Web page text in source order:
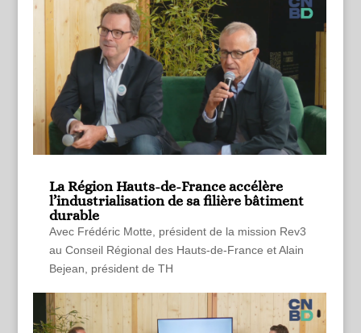
La Région Hauts-de-France accélère
l’industrialisation de sa filière bâtiment
durable
Avec Frédéric Motte, président de la mission Rev3
au Conseil Régional des Hauts-de-France et Alain
Bejean, président de TH